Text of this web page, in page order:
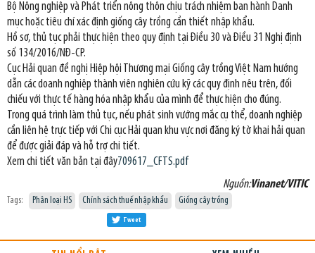
Bộ Nông nghiệp và Phát triển nông thôn chịu trách nhiệm ban hành Danh
mục hoặc tiêu chí xác định giống cây trồng cần thiết nhập khẩu.
Hồ sơ, thủ tục phải thực hiện theo quy định tại Điều 30 và Điều 31 Nghị định
số 134/2016/NĐ-CP.
Cục Hải quan đề nghị Hiệp hội Thương mại Giống cây trồng Việt Nam hướng
dẫn các doanh nghiệp thành viên nghiên cứu kỹ các quy định nêu trên, đối
chiếu với thực tế hàng hóa nhập khẩu của mình để thực hiện cho đúng.
Trong quá trình làm thủ tục, nếu phát sinh vướng mắc cụ thể, doanh nghiệp
cần liên hệ trực tiếp với Chi cục Hải quan khu vực nơi đăng ký tờ khai hải quan
để được giải đáp và hỗ trợ chi tiết.
Xem chi tiết văn bản tại đây709617_CFTS.pdf
Nguồn:Vinanet/VITIC
Tags: Phân loại HS Chính sách thuế nhập khẩu Giống cây trồng
Tweet